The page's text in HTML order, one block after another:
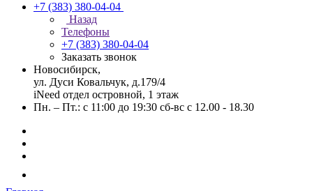
+7 (383) 380-04-04
Назад
Телефоны
+7 (383) 380-04-04
Заказать звонок
Новосибирск,
ул. Дуси Ковальчук, д.179/4
iNeed отдел островной, 1 этаж
Пн. – Пт.: с 11:00 до 19:30 сб-вс с 12.00 - 18.30